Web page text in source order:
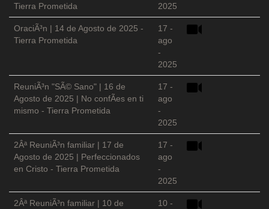
Tierra Prometida
2025
OraciÃ³n | 14 de Agosto de 2025 -
Tierra Prometida
17 -
ago
-
2025
ReuniÃ³n "SÃ© Sano" | 16 de
Agosto de 2025 | No confÃ­es en ti
mismo - Tierra Prometida
17 -
ago
-
2025
2Âª ReuniÃ³n familiar | 17 de
Agosto de 2025 | Perfeccionados
en Cristo - Tierra Prometida
17 -
ago
-
2025
2Âª ReuniÃ³n familiar | 10 de
10 -